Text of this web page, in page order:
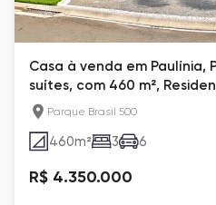
Casa à venda em Paulínia,
suítes, com 460 m²,
Parque Brasil 500
460m² 3 6
R$ 4.350.000